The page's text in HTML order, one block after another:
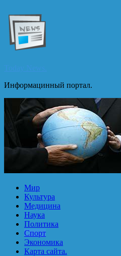
содержимому
Информацинный портал.
Мир
Культура
Медицина
Наука
Политика
Спорт
Экономика
Карта сайта.